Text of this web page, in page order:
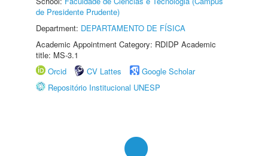
de Presidente Prudente)
Department: DEPARTAMENTO DE FÍSICA
Academic Appointment Category: RDIDP Academic
title: MS-3.1
Orcid
CV Lattes
Google Scholar
Repositório Institucional UNESP